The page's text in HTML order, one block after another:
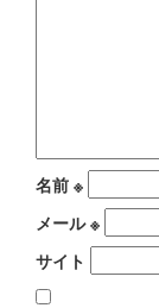
名前 ※
メール※
サイト